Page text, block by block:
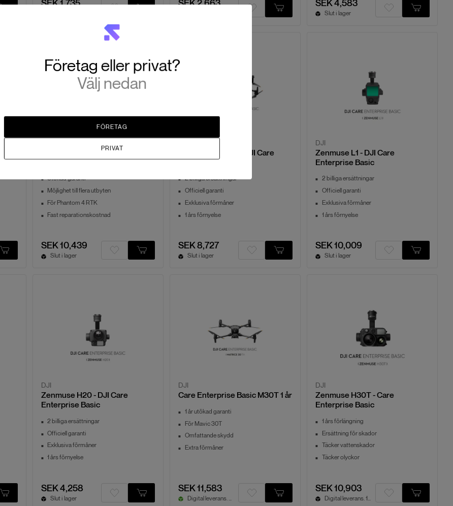
SEK 1,735 SEK 2,663 SEK 4,583
Slut i lager
Phantom 4 RTK - Care
Enterprise
Utökad garanti
Möjlighet till flera utbyten
För Phantom 4 RTK
Fast reparationskostnad
SEK 10,439
Slut i lager
Matrice 350 RTK - DJI Care
Enterprise Basic
2 billiga ersättningar
Officiell garanti
Exklusiva förmåner
1 års förnyelse
SEK 8,727
Slut i lager
DJI
Zenmuse L1 - DJI Care
Enterprise Basic
2 billiga ersättningar
Officiell garanti
Exklusiva förmåner
1 års förnyelse
SEK 10,009
Slut i lager
DJI
Zenmuse H20 - DJI Care
Enterprise Basic
2 billiga ersättningar
Officiell garanti
Exklusiva förmåner
1 års förnyelse
SEK 4,258
Slut i lager
DJI
Care Enterprise Basic M30T 1 år
1 år utökad garanti
För Mavic 30T
Omfattande skydd
Extra förmåner
SEK 11,583
DJI
Zenmuse H30T - Care
Enterprise Basic
1 års förlängning
Ersättning för skador
Täcker vattenskador
Täcker olyckor
SEK 10,903
Företag eller privat?
Välj nedan
FÖRETAG
PRIVAT